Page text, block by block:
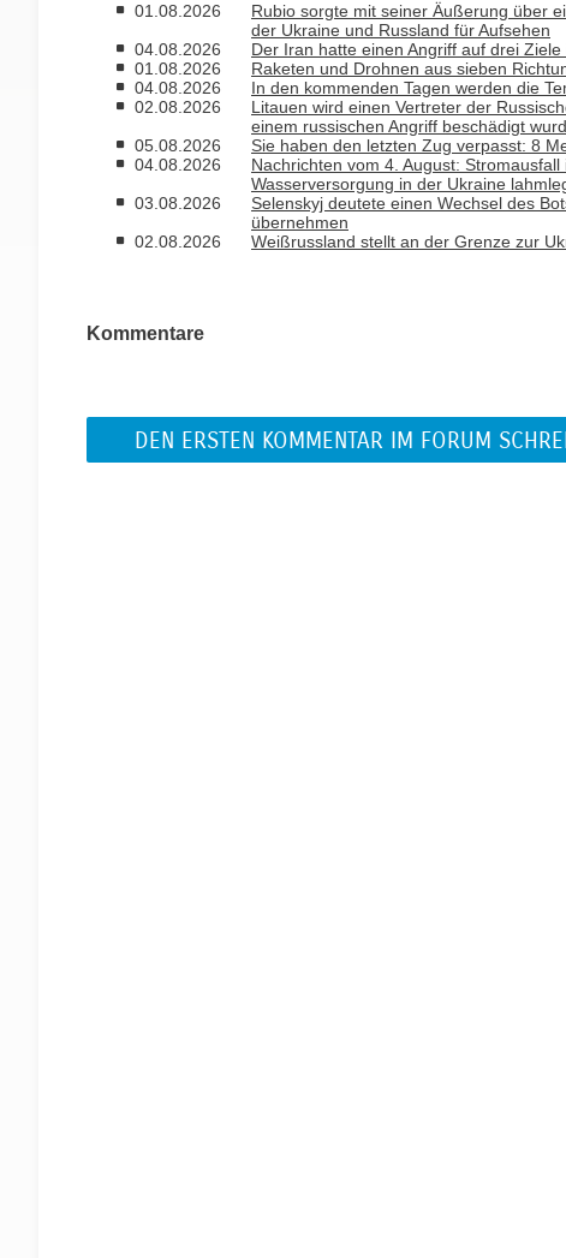
01.08.2026
Rubio sorgte mit seiner Äußerung über
der Ukraine und Russland für Aufsehen
04.08.2026
Der Iran hatte einen Angriff auf drei
01.08.2026
Raketen und Drohnen aus sieben
04.08.2026
In den kommenden Tagen werden die
02.08.2026
Litauen wird einen Vertreter der
einem russischen Angriff beschädigt
05.08.2026
Sie haben den letzten Zug verpasst: 8
04.08.2026
Nachrichten vom 4. August:
Wasserversorgung in der Ukraine
03.08.2026
Selenskyj deutete einen Wechsel des
übernehmen
02.08.2026
Weißrussland stellt an der Grenze zur
Kommentare
DEN ERSTEN KOMMENTAR IM FORUM